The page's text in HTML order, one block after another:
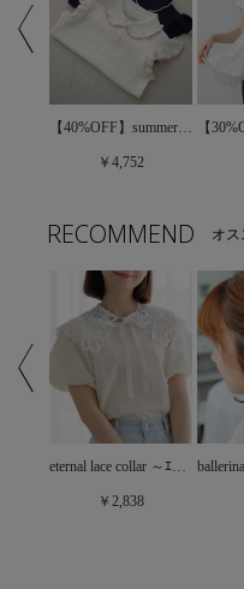
【40%OFF】summery polo top～ｻﾏﾘｰﾎﾟﾛﾄｯﾌﾟ
￥4,752
RECOMMEND オス
eternal lace collar ～ｴﾀｰﾅﾙﾚｰｽｶﾗｰ
￥2,838